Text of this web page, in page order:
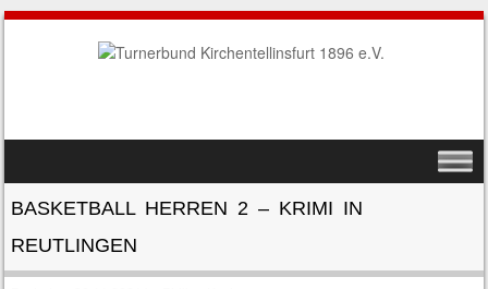
MENU
BASKETBALL HERREN 2 – KRIMI IN
REUTLINGEN